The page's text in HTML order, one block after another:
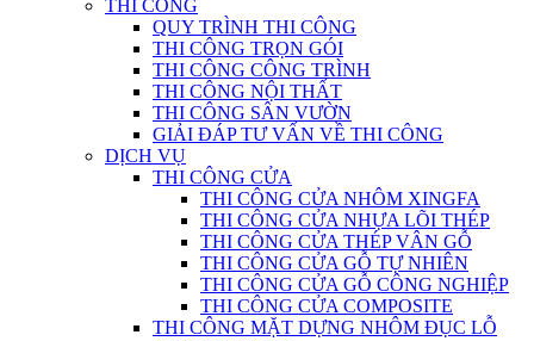
THI CÔNG
QUY TRÌNH THI CÔNG
THI CÔNG TRỌN GÓI
THI CÔNG CÔNG TRÌNH
THI CÔNG NỘI THẤT
THI CÔNG SÂN VƯỜN
GIẢI ĐÁP TƯ VẤN VỀ THI CÔNG
DỊCH VỤ
THI CÔNG CỬA
THI CÔNG CỬA NHÔM XINGFA
THI CÔNG CỬA NHỰA LÕI THÉP
THI CÔNG CỬA THÉP VÂN GỖ
THI CÔNG CỬA GỖ TỰ NHIÊN
THI CÔNG CỬA GỖ CÔNG NGHIỆP
THI CÔNG CỬA COMPOSITE
THI CÔNG MẶT DỰNG NHÔM ĐỤC LỖ